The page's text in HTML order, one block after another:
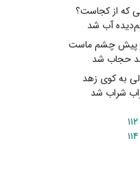
که از کجاست؟
آب شد
پیش چشم ماست
حجاب شد
به کوی زهد
شراب شد